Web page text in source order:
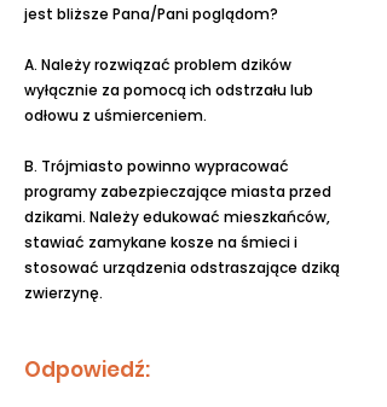
jest bliższe Pana/Pani poglądom?
A. Należy rozwiązać problem dzików
wyłącznie za pomocą ich odstrzału lub
odłowu z uśmierceniem.
B. Trójmiasto powinno wypracować
programy zabezpieczające miasta przed
dzikami. Należy edukować mieszkańców,
stawiać zamykane kosze na śmieci i
stosować urządzenia odstraszające dziką
zwierzynę.
Odpowiedź: